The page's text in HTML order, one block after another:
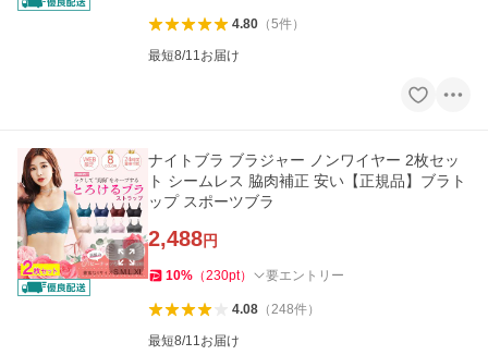
4.80（5件）
最短8/11お届け
ナイトブラ ブラジャー ノンワイヤー 2枚セッ
ト シームレス 脇肉補正 安い【正規品】ブラト
ップ スポーツブラ
2,488円
10% （230pt） 要エントリー
4.08（248件）
最短8/11お届け